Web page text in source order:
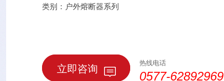
类别：户外熔断器系列
立即咨询 热线电话
0577-62892969